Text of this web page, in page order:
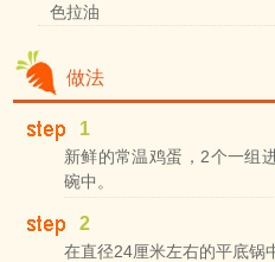
色拉油
做法
1
新鲜的常温鸡蛋，2个一组
碗中。
2
在直径24厘米左右的平底锅